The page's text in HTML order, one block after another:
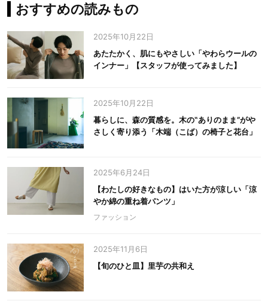
おすすめの読みもの
2025年10月22日
あたたかく、肌にもやさしい「やわらウールの
インナー」【スタッフが使ってみました】
2025年10月22日
暮らしに、森の質感を。木の‟ありのまま”がや
さしく寄り添う「木端（こば）の椅子と花台」
2025年6月24日
【わたしの好きなもの】はいた方が涼しい「涼
やか綿の重ね着パンツ」
ファッション
2025年11月6日
【旬のひと皿】里芋の共和え